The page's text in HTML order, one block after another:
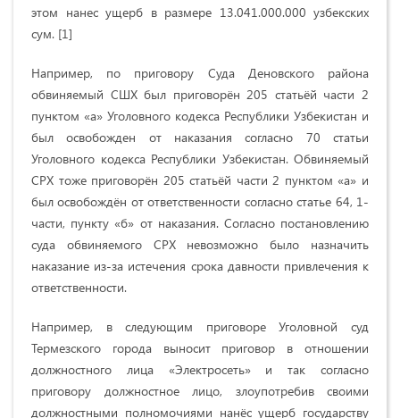
этом нанес ущерб в размере 13.041.000.000 узбекских
сум. [1]
Например, по приговору Суда Деновского района
обвиняемый СШХ был приговорён 205 статьёй части 2
пунктом «а» Уголовного кодекса Республики Узбекистан и
был освобожден от наказания согласно 70 статьи
Уголовного кодекса Республики Узбекистан. Обвиняемый
СРХ тоже приговорён 205 статьёй части 2 пунктом «а» и
был освобождён от ответственности согласно статье 64, 1-
части, пункту «б» от наказания. Согласно постановлению
суда обвиняемого СРХ невозможно было назначить
наказание из-за истечения срока давности привлечения к
ответственности.
Например, в следующим приговоре Уголовной суд
Термезского города выносит приговор в отношении
должностного лица «Электросеть» и так согласно
приговору должностное лицо, злоупотребив своими
должностными полномочиями нанёс ущерб государству